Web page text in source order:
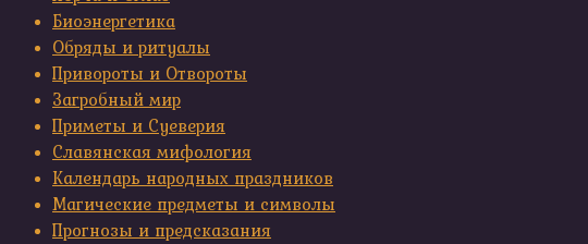
Биоэнергетика
Обряды и ритуалы
Привороты и Отвороты
Загробный мир
Приметы и Суеверия
Славянская мифология
Календарь народных праздников
Магические предметы и символы
Прогнозы и предсказания